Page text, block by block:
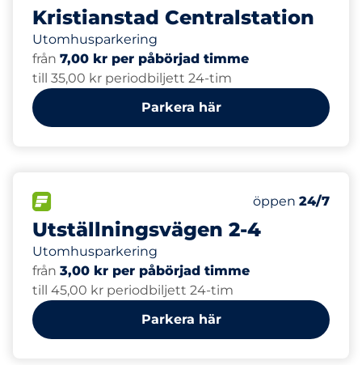
Kristianstad Centralstation
Utomhusparkering
från 7,00 kr per påbörjad timme
till 35,00 kr periodbiljett 24-tim
Parkera här
Utställningsvägen 2-4
Utomhusparkering
Antal
Totalt antal
Parkering för
Måndag
öppen 24/7
från 3,00 kr per påbörjad timme
till 45,00 kr periodbiljett 24-tim
Parkera här